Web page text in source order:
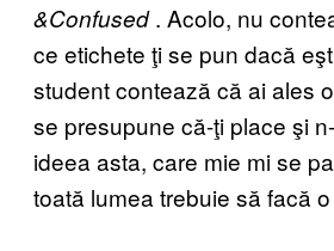
&Confused. Acolo, nu
ce etichete ţi se pun dacă
student contează că ai ales
se presupune că-ţi place şi
ideea asta, care mie mi se
toată lumea trebuie să facă